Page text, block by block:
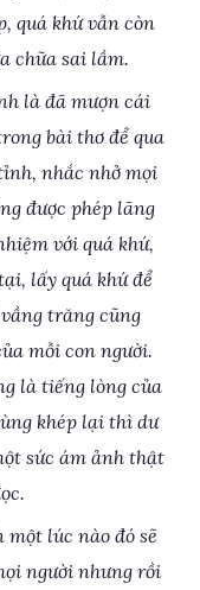
quá khứ vẫn còn
chữa sai lầm.
là đã mượn cái
bài thơ để qua
nhắc nhở mọi
được phép lãng
với quá khứ,
lấy quá khứ để
trăng cũng
mỗi con người.
là tiếng lòng của
khép lại thì dư
sức ám ảnh thật
lúc nào đó sẽ
người nhưng rồi